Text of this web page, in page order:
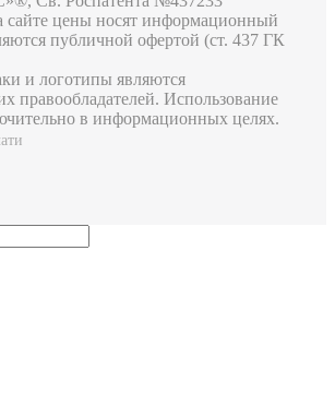
сайте цены носят информационный
публичной офертой (ст. 437 ГК
и логотипы являются
правообладателей. Использование
в информационных целях.